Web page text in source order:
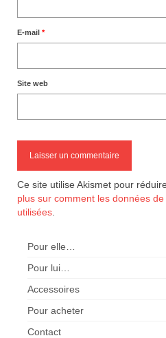
E-mail *
Site web
Ce site utilise Akismet pour
plus sur comment les données
utilisées
Pour elle…
Pour lui…
Accessoires
Pour acheter
Contact